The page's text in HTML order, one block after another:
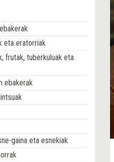
eta eratorriak
frutak, tuberkuluak eta
ebakerak
gaina eta esnekiak